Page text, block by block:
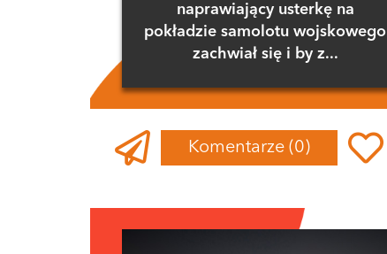
naprawiający usterkę na
pokładzie samolotu wojskowego
zachwiał się i by z...
Komentarze (0)